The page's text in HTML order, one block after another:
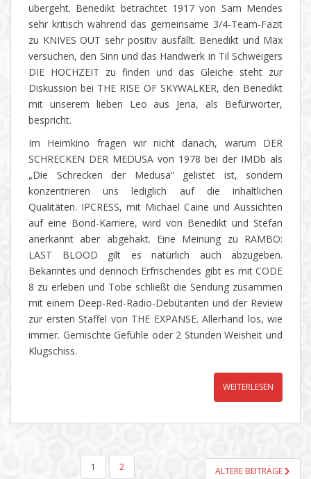
übergeht. Benedikt betrachtet 1917 von Sam Mendes
sehr kritisch während das gemeinsame 3/4-Team-Fazit
zu KNIVES OUT sehr positiv ausfällt. Benedikt und Max
versuchen, den Sinn und das Handwerk in Til Schweigers
DIE HOCHZEIT zu finden und das Gleiche steht zur
Diskussion bei THE RISE OF SKYWALKER, den Benedikt
mit unserem lieben Leo aus Jena, als Befürworter,
bespricht.
Im Heimkino fragen wir nicht danach, warum DER
SCHRECKEN DER MEDUSA von 1978 bei der IMDb als
„Die Schrecken der Medusa“ gelistet ist, sondern
konzentrieren uns lediglich auf die inhaltlichen
Qualitäten. IPCRESS, mit Michael Caine und Aussichten
auf eine Bond-Karriere, wird von Benedikt und Stefan
anerkannt aber abgehakt. Eine Meinung zu RAMBO:
LAST BLOOD gilt es natürlich auch abzugeben.
Bekanntes und dennoch Erfrischendes gibt es mit CODE
8 zu erleben und Tobe schließt die Sendung zusammen
mit einem Deep-Red-Radio-Debütanten und der Review
zur ersten Staffel von THE EXPANSE. Allerhand los, wie
immer. Gemischte Gefühle oder 2 Stunden Weisheit und
Klugschiss.
WEITERLESEN
SEITENNUMMERIERUNG
1 2 ÄLTERE BEITRÄGE